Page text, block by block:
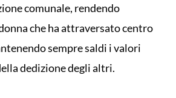
comunale, rendendo
che ha attraversato centro
sempre saldi i valori
dedizione degli altri.